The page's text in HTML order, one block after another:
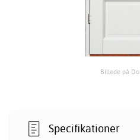
Billede på
Specifikationer